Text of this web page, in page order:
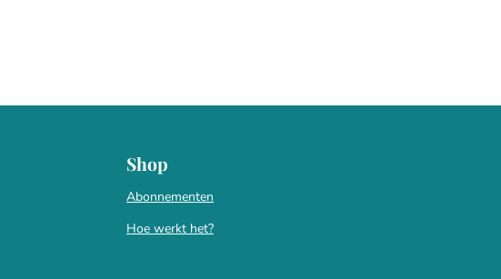
Shop
Abonnementen
Hoe werkt het?